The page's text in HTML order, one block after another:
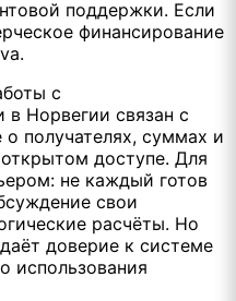
поддержки. Если
финансирование
с
Норвегии связан с
получателях, суммах и
доступе. Для
не каждый готов
свои
расчёты. Но
доверие к системе
использования